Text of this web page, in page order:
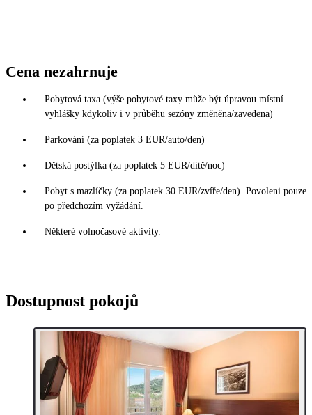
Cena nezahrnuje
Pobytová taxa (výše pobytové taxy může být úpravou místní
vyhlášky kdykoliv i v průběhu sezóny změněna/zavedena)
Parkování (za poplatek 3 EUR/auto/den)
Dětská postýlka (za poplatek 5 EUR/dítě/noc)
Pobyt s mazlíčky (za poplatek 30 EUR/zvíře/den). Povoleni pouze
po předchozím vyžádání.
Některé volnočasové aktivity.
Dostupnost pokojů